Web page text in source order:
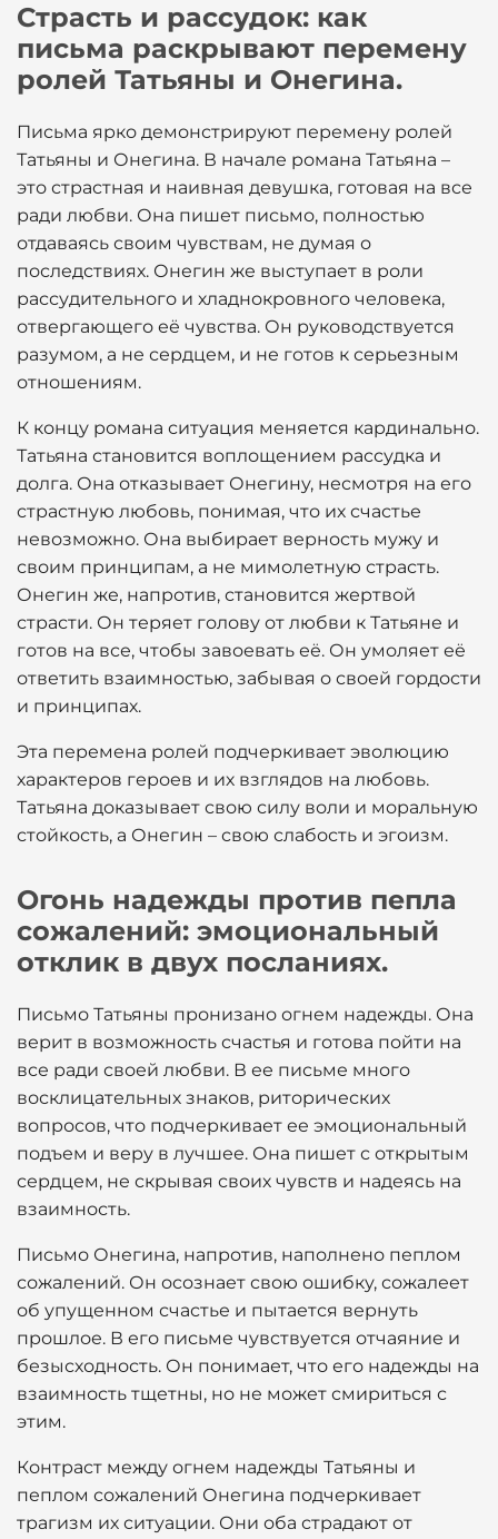
Страсть и рассудок: как
письма раскрывают перемену
ролей Татьяны и Онегина.
Письма ярко демонстрируют перемену ролей
Татьяны и Онегина. В начале романа Татьяна –
это страстная и наивная девушка, готовая на все
ради любви. Она пишет письмо, полностью
отдаваясь своим чувствам, не думая о
последствиях. Онегин же выступает в роли
рассудительного и хладнокровного человека,
отвергающего её чувства. Он руководствуется
разумом, а не сердцем, и не готов к серьезным
отношениям.
К концу романа ситуация меняется кардинально.
Татьяна становится воплощением рассудка и
долга. Она отказывает Онегину, несмотря на его
страстную любовь, понимая, что их счастье
невозможно. Она выбирает верность мужу и
своим принципам, а не мимолетную страсть.
Онегин же, напротив, становится жертвой
страсти. Он теряет голову от любви к Татьяне и
готов на все, чтобы завоевать её. Он умоляет её
ответить взаимностью, забывая о своей гордости
и принципах.
Эта перемена ролей подчеркивает эволюцию
характеров героев и их взглядов на любовь.
Татьяна доказывает свою силу воли и моральную
стойкость, а Онегин – свою слабость и эгоизм.
Огонь надежды против пепла
сожалений: эмоциональный
отклик в двух посланиях.
Письмо Татьяны пронизано огнем надежды. Она
верит в возможность счастья и готова пойти на
все ради своей любви. В ее письме много
восклицательных знаков, риторических
вопросов, что подчеркивает ее эмоциональный
подъем и веру в лучшее. Она пишет с открытым
сердцем, не скрывая своих чувств и надеясь на
взаимность.
Письмо Онегина, напротив, наполнено пеплом
сожалений. Он осознает свою ошибку, сожалеет
об упущенном счастье и пытается вернуть
прошлое. В его письме чувствуется отчаяние и
безысходность. Он понимает, что его надежды на
взаимность тщетны, но не может смириться с
этим.
Контраст между огнем надежды Татьяны и
пеплом сожалений Онегина подчеркивает
трагизм их ситуации. Они оба страдают от